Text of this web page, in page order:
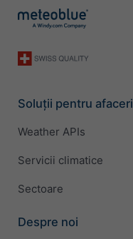
Soluții pentru afaceri
Weather APIs
Servicii climatice
Sectoare
Despre noi